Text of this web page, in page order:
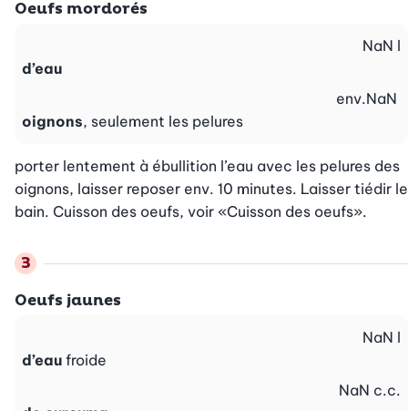
Oeufs mordorés
d’eau
NaN l
oignons, seulement les pelures
env.NaN
porter lentement à ébullition l’eau avec les pelures des
oignons, laisser reposer env. 10 minutes. Laisser tiédir le
bain. Cuisson des oeufs, voir «Cuisson des oeufs».
Oeufs jaunes
d’eau froide
NaN l
NaN c.c.